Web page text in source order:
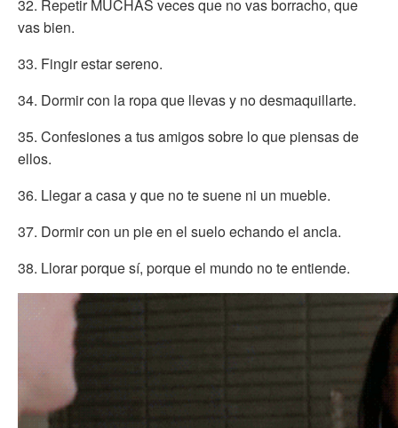
32. Repetir MUCHAS veces que no vas borracho, que
vas bien.
33. Fingir estar sereno.
34. Dormir con la ropa que llevas y no desmaquillarte.
35. Confesiones a tus amigos sobre lo que piensas de
ellos.
36. Llegar a casa y que no te suene ni un mueble.
37. Dormir con un pie en el suelo echando el ancla.
38. Llorar porque sí, porque el mundo no te entiende.